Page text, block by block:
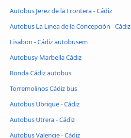
Autobus Jerez de la Frontera - Cádiz
Autobus La Linea de la Concepción - Cádiz
Lisabon - Cádiz autobusem
Autobusy Marbella Cádiz
Ronda Cádiz autobus
Torremolinos Cádiz bus
Autobus Ubrique - Cádiz
Autobus Utrera - Cádiz
Autobus Valencie - Cádiz